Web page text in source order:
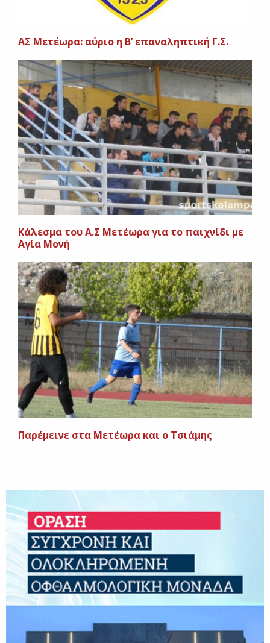
ΑΣ Μετέωρα: αύριο η Β’ επαναληπτική Γ.Σ.
Kάλεσμα του Α.Σ Μετέωρα για το παιχνίδι με
Αγία Μονή
Παρέμεινε στα Μετέωρα και ο Τσιάμης